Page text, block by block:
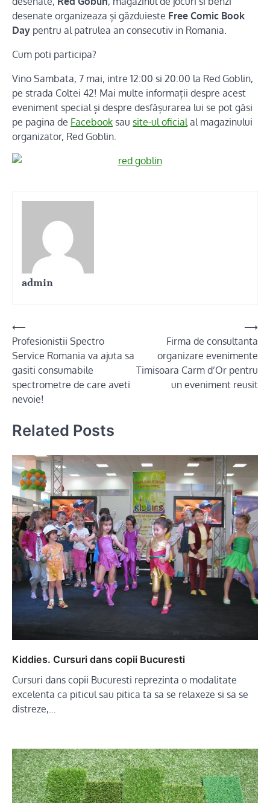
desenate organizeaza și găzduieste Free Comic Book
Day pentru al patrulea an consecutiv in Romania.
Cum poti participa?
Vino Sambata, 7 mai, intre 12:00 si 20:00 la Red Goblin,
pe strada Coltei 42! Mai multe informații despre acest
eveniment special și despre desfășurarea lui se pot găsi
pe pagina de Facebook sau site-ul oficial al magazinului
organizator, Red Goblin.
admin
Post
navigation
⟵
Profesionistii Spectro
Service Romania va ajuta sa
gasiti consumabile
spectrometre de care aveti
nevoie!
Firma de consultanta
organizare evenimente
Timisoara Carm d’Or pentru
un eveniment reusit
⟶
Related Posts
Kiddies. Cursuri dans copii Bucuresti
Cursuri dans copii Bucuresti reprezinta o modalitate
excelenta ca piticul sau pitica ta sa se relaxeze si sa se
distreze,…